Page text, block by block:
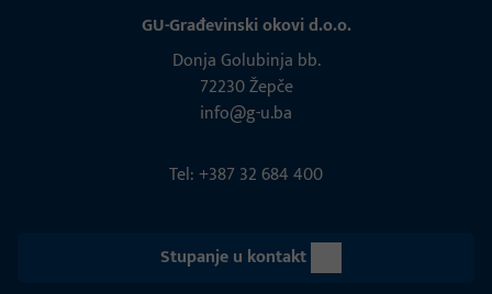
GU-Građevinski okovi d.o.o.
Donja Golubinja bb.
72230 Žepče
info@g-u.ba
Tel: +387 32 684 400
Stupanje u kontakt